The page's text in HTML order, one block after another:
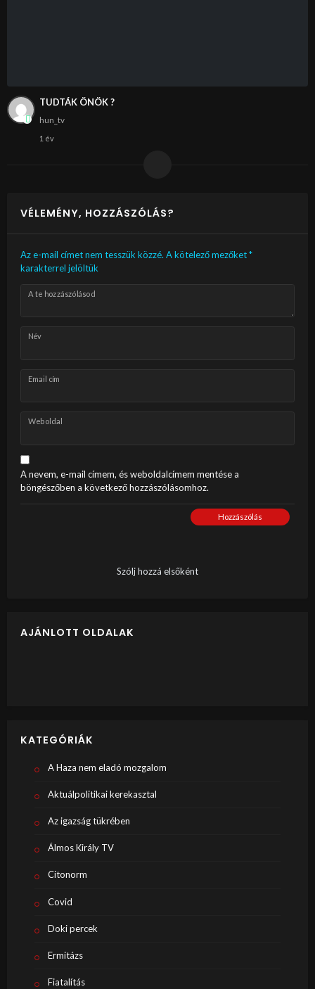
TUDTÁK ÖNÖK ?
hun_tv
1 év
VÉLEMÉNY, HOZZÁSZÓLÁS?
Az e-mail címet nem tesszük közzé. A kötelező mezőket*
karakterrel jelöltük
A te hozzászólásod
Név
Email cím
Weboldal
A nevem, e-mail címem, és weboldalcímem mentése a
böngészőben a következő hozzászólásomhoz.
Hozzászólás
Szólj hozzá elsőként
AJÁNLOTT OLDALAK
KATEGÓRIÁK
A Haza nem eladó mozgalom
Aktuálpolitikai kerekasztal
Az igazság tükrében
Álmos Király TV
Citonorm
Covid
Doki percek
Ermitázs
Fiatalítás